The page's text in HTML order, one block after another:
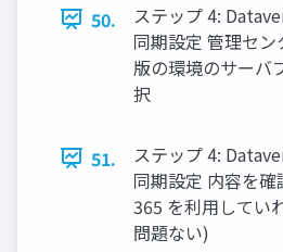
50.
ステップ 4:
同期設定 管理セン
版の環境のサーバ
択
51.
ステップ 4:
同期設定 内容を
365 を利用してい
問題ない)